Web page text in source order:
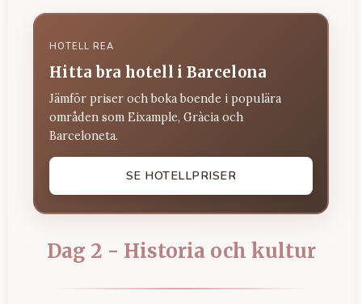
HOTELL REA
Hitta bra hotell i Barcelona
Jämför priser och boka boende i populära
områden som Eixample, Gràcia och
Barceloneta.
SE HOTELLPRISER
Dag 2 - Historia och kultur